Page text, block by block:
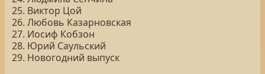
25. Виктор Цой
26. Любовь Казарновская
27. Иосиф Кобзон
28. Юрий Саульский
29. Новогодний выпуск